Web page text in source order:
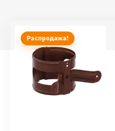
Распродажа!